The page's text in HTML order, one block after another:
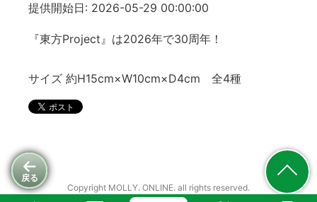
戻る
提供開始日: 2026-05-29 00:00:00
『東方Project』は2026年で30周年！
サイズ 約H15cm×W10cm×D4cm 全4種
Copyright MOLLY. ONLINE. all rights reserved.